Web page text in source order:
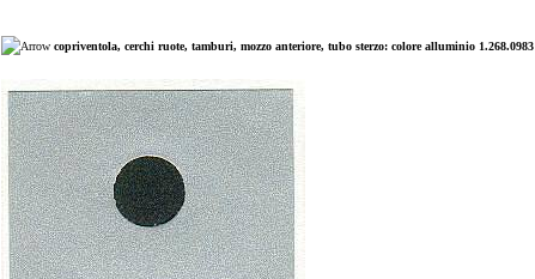
copriventola, cerchi ruote, tamburi, mozzo anteriore, tubo sterzo: colore alluminio 1.268.0983